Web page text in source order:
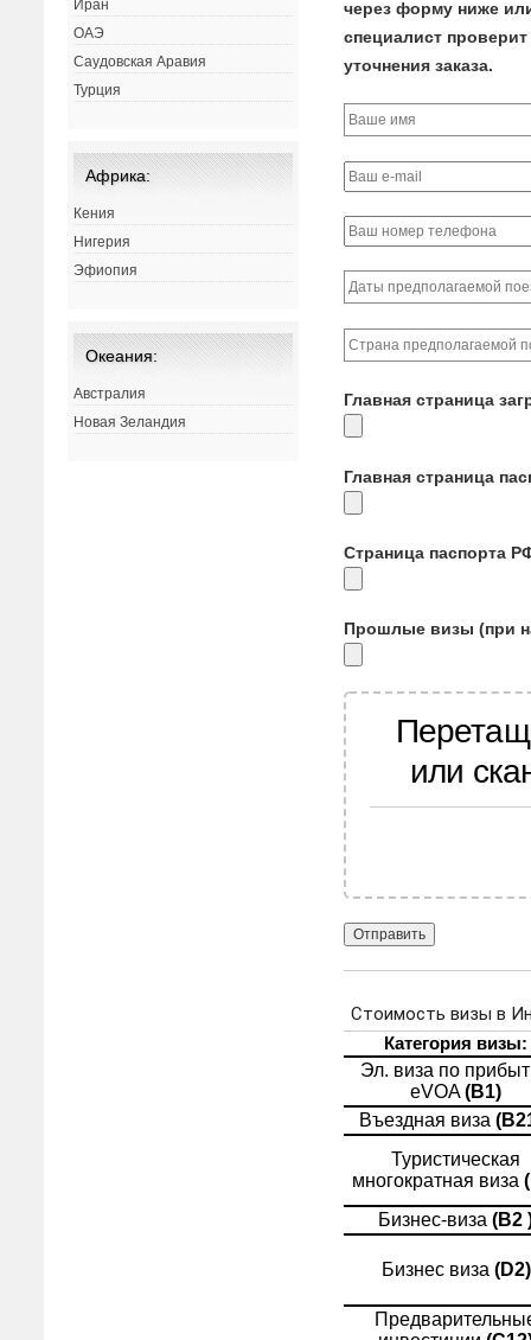
через форму ниже
специалист
уточнения заказа.
Главная страница
Главная страница
Страница паспорта
Прошлые визы (при
или
Иран
ОАЭ
Саудовская Аравия
Турция
Африка:
Кения
Нигерия
Эфиопия
Океания:
Австралия
Новая Зеландия